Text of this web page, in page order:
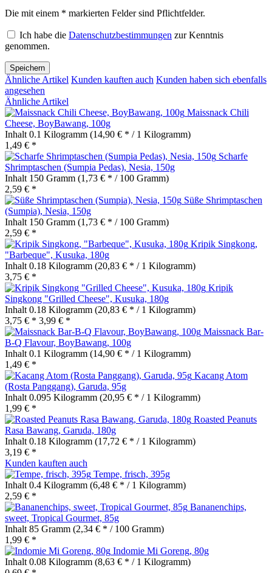
Die mit einem * markierten Felder sind Pflichtfelder.
Ich habe die Datenschutzbestimmungen zur Kenntnis
genommen.
Speichern
Ähnliche Artikel Kunden kauften auch Kunden haben sich ebenfalls
angesehen
Ähnliche Artikel
Maissnack Chili
Cheese, BoyBawang, 100g
Inhalt 0.1 Kilogramm (14,90 € * / 1 Kilogramm)
1,49 € *
Scharfe
Shrimptaschen (Sumpia Pedas), Nesia, 150g
Inhalt 150 Gramm (1,73 € * / 100 Gramm)
2,59 € *
Süße Shrimptaschen
(Sumpia), Nesia, 150g
Inhalt 150 Gramm (1,73 € * / 100 Gramm)
2,59 € *
Kripik Singkong,
"Barbeque", Kusuka, 180g
Inhalt 0.18 Kilogramm (20,83 € * / 1 Kilogramm)
3,75 € *
Kripik
Singkong "Grilled Cheese", Kusuka, 180g
Inhalt 0.18 Kilogramm (20,83 € * / 1 Kilogramm)
3,75 € * 3,99 € *
Maissnack Bar-
B-Q Flavour, BoyBawang, 100g
Inhalt 0.1 Kilogramm (14,90 € * / 1 Kilogramm)
1,49 € *
Kacang Atom
(Rosta Panggang), Garuda, 95g
Inhalt 0.095 Kilogramm (20,95 € * / 1 Kilogramm)
1,99 € *
Roasted Peanuts
Rasa Bawang, Garuda, 180g
Inhalt 0.18 Kilogramm (17,72 € * / 1 Kilogramm)
3,19 € *
Kunden kauften auch
Tempe, frisch, 395g
Inhalt 0.4 Kilogramm (6,48 € * / 1 Kilogramm)
2,59 € *
Bananenchips,
sweet, Tropical Gourmet, 85g
Inhalt 85 Gramm (2,34 € * / 100 Gramm)
1,99 € *
Indomie Mi Goreng, 80g
Inhalt 0.08 Kilogramm (8,63 € * / 1 Kilogramm)